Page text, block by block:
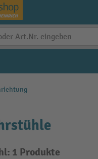
1 Produkte